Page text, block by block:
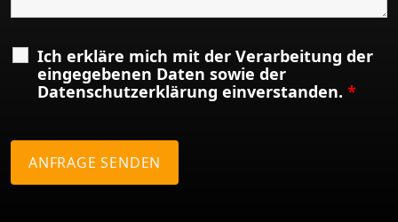
Ich erkläre mich mit der Verarbeitung der
eingegebenen Daten sowie der
Datenschutzerklärung einverstanden. *